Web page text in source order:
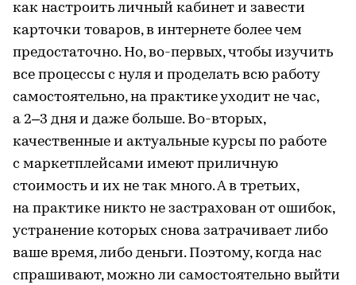
как настроить личный кабинет и завести
карточки товаров, в интернете более чем
предостаточно. Но, во-первых, чтобы изучить
все процессы с нуля и проделать всю работу
самостоятельно, на практике уходит не час,
а 2–3 дня и даже больше. Во-вторых,
качественные и актуальные курсы по работе
с маркетплейсами имеют приличную
стоимость и их не так много. А в третьих,
на практике никто не застрахован от ошибок,
устранение которых снова затрачивает либо
ваше время, либо деньги. Поэтому, когда нас
спрашивают, можно ли самостоятельно выйти